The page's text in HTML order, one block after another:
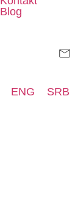
Blog
ENG SRB